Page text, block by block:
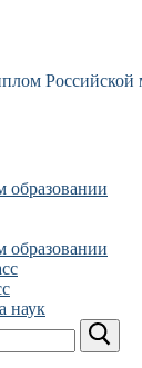
образовании
образовании
наук